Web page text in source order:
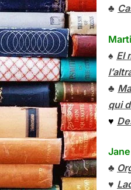
♣
♠ El
♣
qui
♥
♣
♥